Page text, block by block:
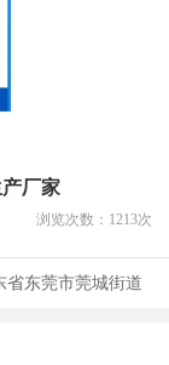
厂家
浏览次数： 1213次
省东莞市莞城街道